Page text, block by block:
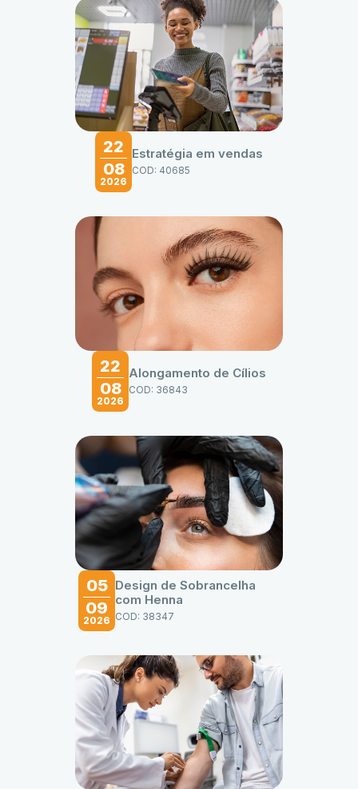
22
08
2026
Estratégia em vendas
COD: 40685
22
08
2026
Alongamento de Cílios
COD: 36843
05
09
2026
Design de Sobrancelha
com Henna
COD: 38347